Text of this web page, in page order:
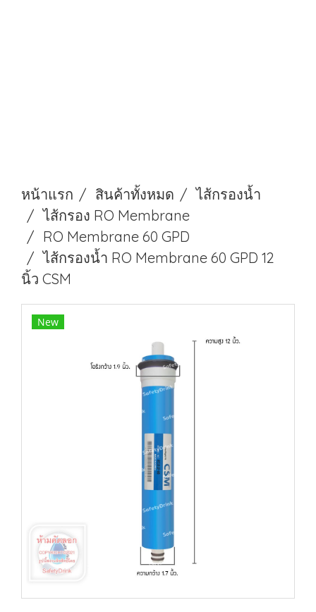
หน้าแรก สินค้าทั้งหมด
ไส้กรองนํ้า
ไส้กรอง RO Membrane
RO Membrane 60 GPD
ไส้กรองน้ำ RO Membrane 60 GPD 12
นิ้ว CSM
New